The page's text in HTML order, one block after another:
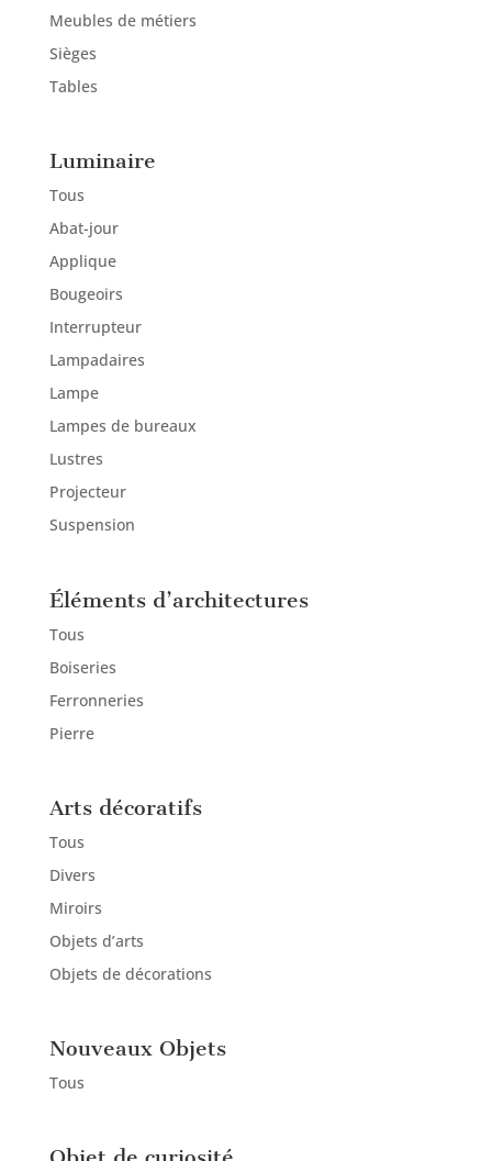
Meubles de métiers
Sièges
Tables
Luminaire
Tous
Abat-jour
Applique
Bougeoirs
Interrupteur
Lampadaires
Lampe
Lampes de bureaux
Lustres
Projecteur
Suspension
Éléments d’architectures
Tous
Boiseries
Ferronneries
Pierre
Arts décoratifs
Tous
Divers
Miroirs
Objets d’arts
Objets de décorations
Nouveaux Objets
Tous